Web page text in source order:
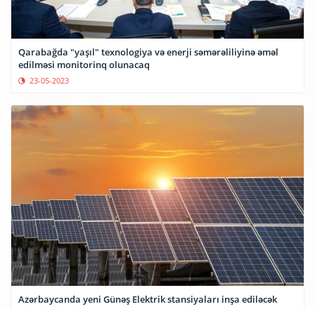
Qarabağda "yaşıl" texnologiya və enerji səmərəliliyinə əməl
edilməsi monitorinq olunacaq
23-05-2023
Azərbaycanda yeni Günəş Elektrik stansiyaları inşa ediləcək